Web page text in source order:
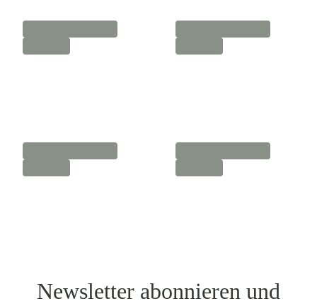
Newsletter abonnieren und